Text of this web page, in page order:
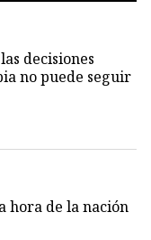
decisiones
no puede seguir
hora de la nación